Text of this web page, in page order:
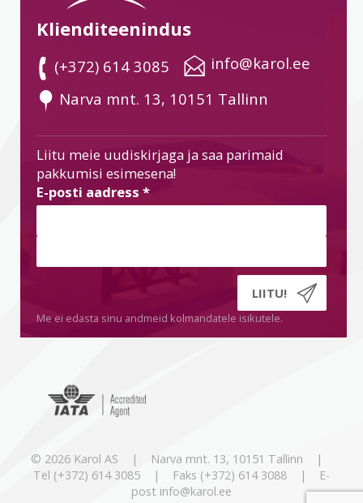
Klienditeenindus
(+372) 614 3085
info@karol.ee
Narva mnt. 13, 10151 Tallinn
Liitu meie uudiskirjaga ja saa parimaid
pakkumisi esimesena!
E-posti aadress *
Me ei edasta sinu andmeid kolmandatele isikutele.
© 2026 Karol AS | Narva mnt. 13, 10151 Tallinn |
Tel (+372) 614 3085 | Faks (+372) 614 3088 | E-
post info@karol.ee